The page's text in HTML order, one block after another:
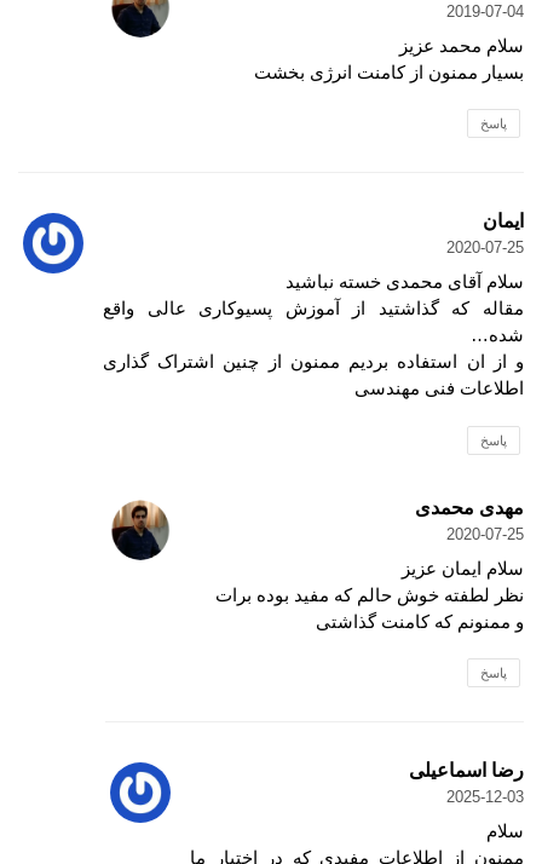
2019-07-04
سلام محمد عزیز
بسیار ممنون از کامنت انرژی بخشت
پاسخ
ایمان
2020-07-25
سلام آقای محمدی خسته نباشید
مقاله که گذاشتید از آموزش پسیوکاری عالی واقع
شده…
و از ان استفاده بردیم ممنون از چنین اشتراک گذاری
اطلاعات فنی مهندسی
پاسخ
مهدی محمدی
2020-07-25
سلام ایمان عزیز
نظر لطفته خوش حالم که مفید بوده برات
و ممنونم که کامنت گذاشتی
پاسخ
رضا اسماعیلی
2025-12-03
سلام
ممنون از اطلاعات مفیدی که در اختیار ما